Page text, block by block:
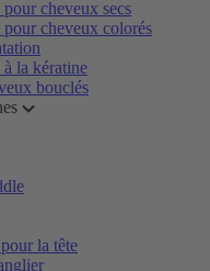
cheveux secs
cheveux colorés
la kératine
bouclés
la tête